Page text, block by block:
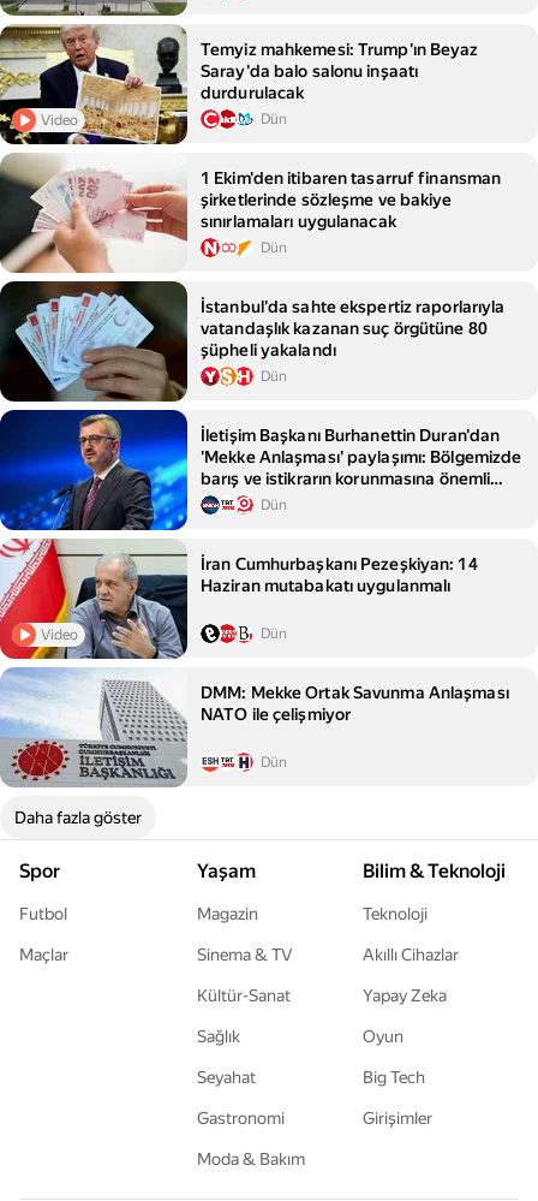
Video
Temyiz mahkemesi: Trump'ın Beyaz
Saray'da balo salonu inşaatı
durdurulacak
Dün
1 Ekim'den itibaren tasarruf finansman
şirketlerinde sözleşme ve bakiye
sınırlamaları uygulanacak
Dün
İstanbul'da sahte ekspertiz raporlarıyla
vatandaşlık kazanan suç örgütüne 80
şüpheli yakalandı
Dün
İletişim Başkanı Burhanettin Duran'dan
'Mekke Anlaşması' paylaşımı: Bölgemizde
barış ve istikrarın korunmasına önemli
katkılar sağlayacak
Dün
Video
İran Cumhurbaşkanı Pezeşkiyan: 14
Haziran mutabakatı uygulanmalı
Dün
DMM: Mekke Ortak Savunma Anlaşması
NATO ile çelişmiyor
Dün
Daha fazla göster
Spor
Futbol
Maçlar
Yaşam
Magazin
Sinema & TV
Kültür-Sanat
Sağlık
Seyahat
Gastronomi
Moda & Bakım
Bilim & Teknoloji
Teknoloji
Akıllı Cihazlar
Yapay Zeka
Oyun
Big Tech
Girişimler